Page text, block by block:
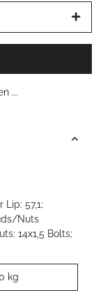
...
Lip: 57,1;
Nuts
14x1,5 Bolts;
kg